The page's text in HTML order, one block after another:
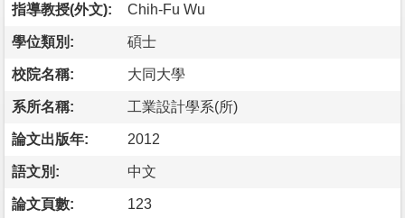
指導教授(外文): Chih-Fu Wu
學位類別: 碩士
校院名稱: 大同大學
系所名稱: 工業設計學系(所)
論文出版年: 2012
語文別: 中文
論文頁數: 123